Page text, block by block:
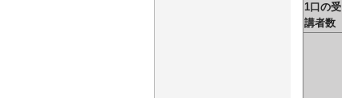
1口の受
講者数